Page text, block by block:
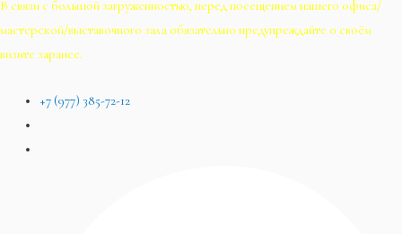
В связи с большой загруженностью, перед посещением нашего офиса/
мастерской/выставочного зала обязательно предупреждайте о своём
визите заранее.
+7 (977) 385-72-12